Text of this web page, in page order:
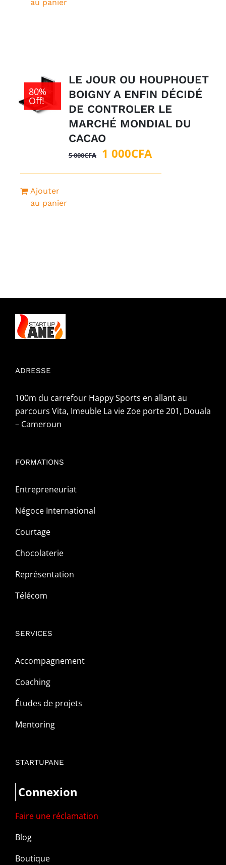
au panier
80%
Off!
LE JOUR OU HOUPHOUET
BOIGNY A ENFIN DÉCIDÉ
DE CONTROLER LE
MARCHÉ MONDIAL DU
CACAO
5 000CFA
Le
1 000CFALe
Ajouter
au panier
ADRESSE
100m du carrefour Happy Sports en allant au
parcours Vita, Imeuble La vie Zoe porte 201, Douala
– Cameroun
FORMATIONS
Entrepreneuriat
Négoce International
Courtage
Chocolaterie
Représentation
Télécom
SERVICES
Accompagnement
Coaching
Études de projets
Mentoring
STARTUPANE
Connexion
Faire une réclamation
Blog
Boutique